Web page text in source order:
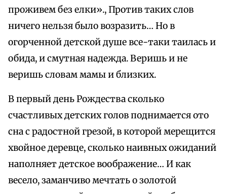
проживем без елки»., Против таких слов
ничего нельзя было возразить… Но в
огорченной детской душе все-таки таилась и
обида, и смутная надежда. Веришь и не
веришь словам мамы и близких.
В первый день Рождества сколько
счастливых детских голов поднимается ото
сна с радостной грезой, в которой мерещится
хвойное деревце, сколько наивных ожиданий
наполняет детское воображение… И как
весело, заманчиво мечтать о золотой